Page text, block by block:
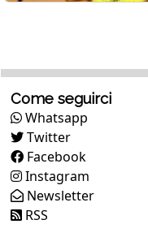
Come seguirci
Whatsapp
Twitter
Facebook
Instagram
Newsletter
RSS